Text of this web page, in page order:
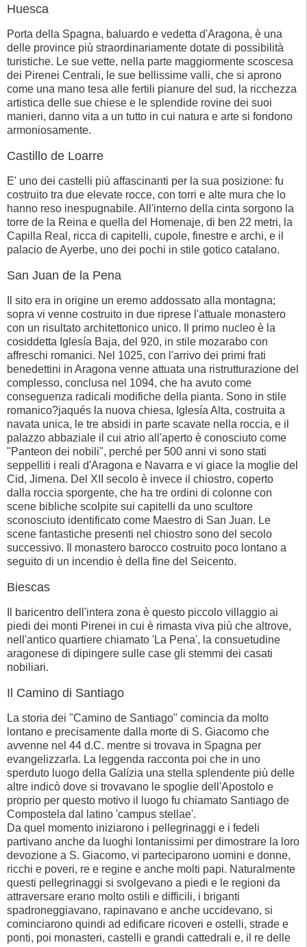
Huesca
Porta della Spagna, baluardo e vedetta d'Aragona, è una
delle province più straordinariamente dotate di possibilità
turistiche. Le sue vette, nella parte maggiormente scoscesa
dei Pirenei Centrali, le sue bellissime valli, che si aprono
come una mano tesa alle fertili pianure del sud, la ricchezza
artistica delle sue chiese e le splendide rovine dei suoi
manieri, danno vita a un tutto in cui natura e arte si fondono
armoniosamente.
Castillo de Loarre
E' uno dei castelli più affascinanti per la sua posizione: fu
costruito tra due elevate rocce, con torri e alte mura che lo
hanno reso inespugnabile. All'interno della cinta sorgono la
torre de la Reina e quella del Homenaje, di ben 22 metri, la
Capilla Real, ricca di capitelli, cupole, finestre e archi, e il
palacio de Ayerbe, uno dei pochi in stile gotico catalano.
San Juan de la Pena
Il sito era in origine un eremo addossato alla montagna;
sopra vi venne costruito in due riprese l'attuale monastero
con un risultato architettonico unico. Il primo nucleo è la
cosiddetta Iglesía Baja, del 920, in stile mozarabo con
affreschi romanici. Nel 1025, con l'arrivo dei primi frati
benedettini in Aragona venne attuata una ristrutturazione del
complesso, conclusa nel 1094, che ha avuto come
conseguenza radicali modifiche della pianta. Sono in stile
romanico?jaqués la nuova chiesa, Iglesía Alta, costruita a
navata unica, le tre absidi in parte scavate nella roccia, e il
palazzo abbaziale il cui atrio all'aperto è conosciuto come
"Panteon dei nobili", perché per 500 anni vi sono stati
seppelliti i reali d'Aragona e Navarra e vi giace la moglie del
Cid, Jimena. Del XII secolo è invece il chiostro, coperto
dalla roccia sporgente, che ha tre ordini di colonne con
scene bibliche scolpite sui capitelli da uno scultore
sconosciuto identificato come Maestro di San Juan. Le
scene fantastiche presenti nel chiostro sono del secolo
successivo. Il monastero barocco costruito poco lontano a
seguito di un incendio è della fine del Seicento.
Biescas
Il baricentro dell'intera zona è questo piccolo villaggio ai
piedi dei monti Pirenei in cui è rimasta viva più che altrove,
nell'antico quartiere chiamato 'La Pena', la consuetudine
aragonese di dipingere sulle case gli stemmi dei casati
nobiliari.
Il Camino di Santiago
La storia dei "Camino de Santiago" comincia da molto
lontano e precisamente dalla morte di S. Giacomo che
avvenne nel 44 d.C. mentre si trovava in Spagna per
evangelizzarla. La leggenda racconta poi che in uno
sperduto luogo della Galízia una stella splendente più delle
altre indicò dove si trovavano le spoglie dell'Apostolo e
proprio per questo motivo il luogo fu chiamato Santiago de
Compostela dal latino 'campus stellae'.
Da quel momento iniziarono i pellegrinaggi e i fedeli
partivano anche da luoghi lontanissimi per dimostrare la loro
devozione a S. Giacomo, vi parteciparono uomini e donne,
ricchi e poveri, re e regine e anche molti papi. Naturalmente
questi pellegrinaggi si svolgevano a piedi e le regioni da
attraversare erano molto ostili e difficili, i briganti
spadroneggiavano, rapinavano e anche uccidevano, si
cominciarono quindi ad edificare ricoveri e ostelli, strade e
ponti, poi monasteri, castelli e grandi cattedrali e, il re delle